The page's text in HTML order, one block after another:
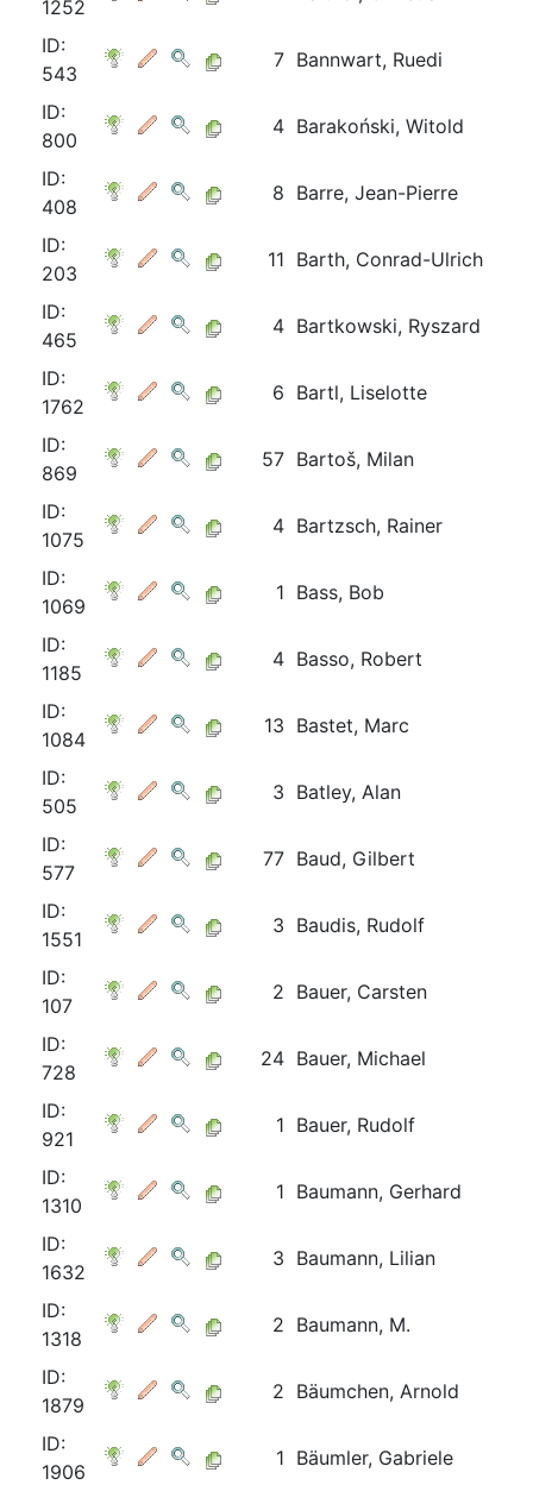
1252
ID:
543
7 Bannwart, Ruedi
ID:
800
4 Barakoński, Witold
ID:
408
8 Barre, Jean-Pierre
ID:
203
11 Barth, Conrad-Ulrich
ID:
465
4 Bartkowski, Ryszard
ID:
1762
6 Bartl, Liselotte
ID:
869
57 Bartoš, Milan
ID:
1075
4 Bartzsch, Rainer
ID:
1069
1 Bass, Bob
ID:
1185
4 Basso, Robert
ID:
1084
13 Bastet, Marc
ID:
505
3 Batley, Alan
ID:
577
77 Baud, Gilbert
ID:
1551
3 Baudis, Rudolf
ID:
107
2 Bauer, Carsten
ID:
728
24 Bauer, Michael
ID:
921
1 Bauer, Rudolf
ID:
1310
1 Baumann, Gerhard
ID:
1632
3 Baumann, Lilian
ID:
1318
2 Baumann, M.
ID:
1879
2 Bäumchen, Arnold
ID:
1906
1 Bäumler, Gabriele